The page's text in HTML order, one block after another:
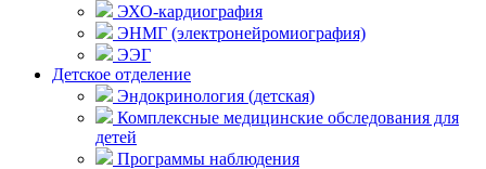
ЭХО-кардиография
ЭНМГ (электронейромиография)
ЭЭГ
Детское отделение
Эндокринология (детская)
Комплексные медицинские обследования для
детей
Программы наблюдения